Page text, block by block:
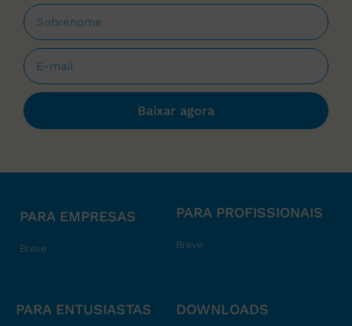
Baixar agora
PARA EMPRESAS
Breve
PARA PROFISSIONAIS
Breve
PARA ENTUSIASTAS DOWNLOADS